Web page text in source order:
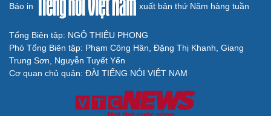
Cải chính
Báo in xuất bản thứ Năm hàng tuần
Tổng Biên tập: NGÔ THIỆU PHONG
Phó Tổng Biên tập: Phạm Công Hân, Đặng Thị Khanh, Giang
Trung Sơn, Nguyễn Tuyết Yến
Cơ quan chủ quản: ĐÀI TIẾNG NÓI VIỆT NAM